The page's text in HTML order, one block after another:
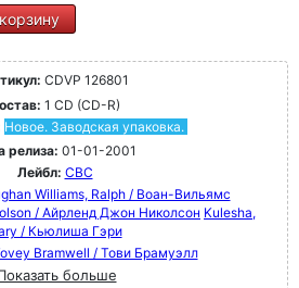
CDVP 126801
1 CD (CD-R)
Новое. Заводская упаковка.
релиза: 01-01-2001
Лейбл: CBC
Williams, Ralph / Воан-Вильямс
/ Айрленд Джон Николсон Kulesha,
/ Кьюлиша Гэри
Bramwell / Тови Брамуэлл
больше